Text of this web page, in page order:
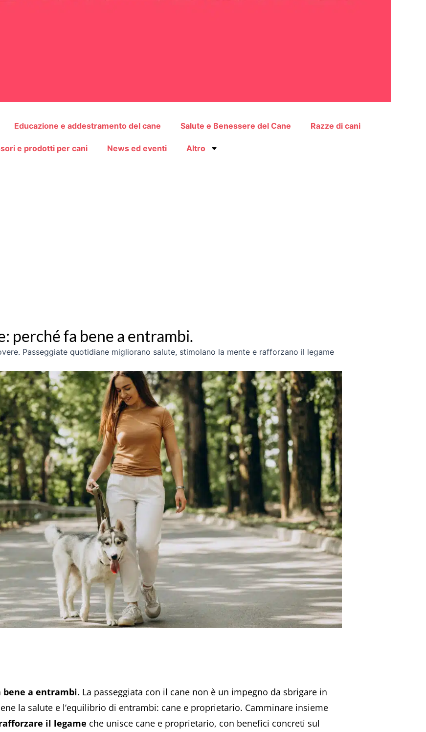
Educazione e addestramento del cane Salute e Benessere del Cane Razze di cani
e prodotti per cani News ed eventi Altro
perché fa bene a entrambi.
Passeggiate quotidiane migliorano salute, stimolano la mente e rafforzano il legame
bene a entrambi. La passeggiata con il cane non è un impegno da sbrigare in
la salute e l’equilibrio di entrambi: cane e proprietario. Camminare insieme
il legame che unisce cane e proprietario, con benefici concreti sul